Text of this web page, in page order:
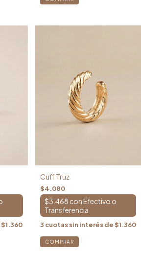
$1.360
Cuff Truz
$4.080
$3.468 con
3 cuotas sin interés de$1.360